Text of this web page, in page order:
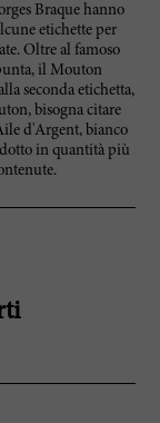
Braque hanno
etichette per
Oltre al famoso
il Mouton
seconda etichetta,
bisogna citare
d'Argent, bianco
in quantità più